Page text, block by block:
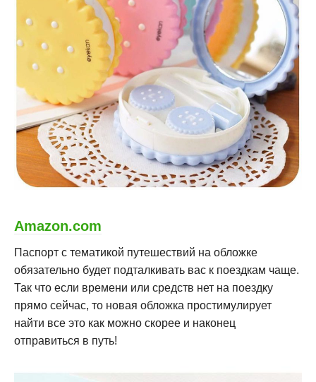
Amazon.com
Паспорт с тематикой путешествий на обложке
обязательно будет подталкивать вас к поездкам чаще.
Так что если времени или средств нет на поездку
прямо сейчас, то новая обложка простимулирует
найти все это как можно скорее и наконец
отправиться в путь!